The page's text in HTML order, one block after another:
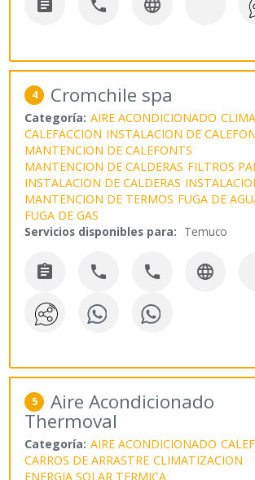
  
4 Cromchile spa
Categoría: AIRE ACONDICIONADO
CALEFACCION INSTALACION DE
MANTENCION DE CALEFONTS
MANTENCION DE CALDERAS FILTROS
INSTALACION DE CALDERAS
MANTENCION DE TERMOS FUGA DE
FUGA DE GAS
Servicios disponibles para: Temuco
   
5 Aire Acondicionado
Thermoval
Categoría: AIRE ACONDICIONADO
CARROS DE ARRASTRE CLIMATIZACION
ENERGIA SOLAR TERMICA